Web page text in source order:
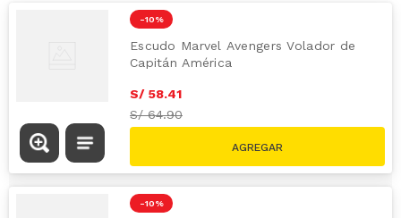
-10 %
Escudo Marvel Avengers Volador de
Capitán América
S/ 58.41
S/64.90
-10 %